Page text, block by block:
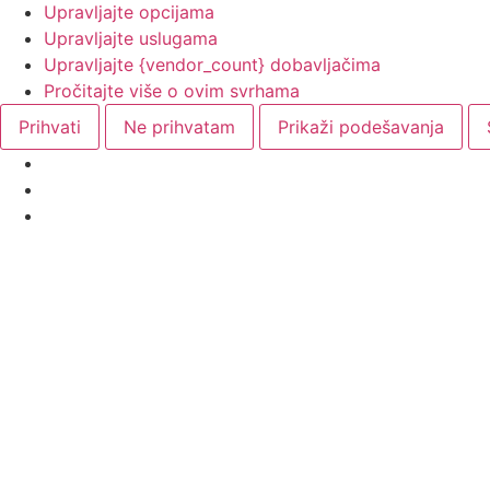
Upravljajte opcijama
Upravljajte uslugama
Upravljajte {vendor_count} dobavljačima
Pročitajte više o ovim svrhama
Prihvati
Ne prihvatam Prikaži podešavanja